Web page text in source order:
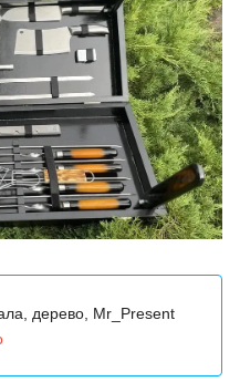
дерево, Mr_Present